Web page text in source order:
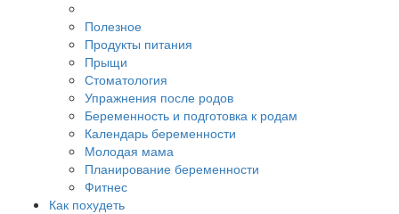
Полезное
Продукты питания
Прыщи
Стоматология
Упражнения после родов
Беременность и подготовка к родам
Календарь беременности
Молодая мама
Планирование беременности
Фитнес
Как похудеть